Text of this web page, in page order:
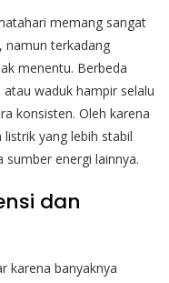
memang sangat
namun terkadang
menentu. Berbeda
waduk hampir selalu
konsisten. Oleh karena
yang lebih stabil
sumber energi lainnya.
dan
karena banyaknya